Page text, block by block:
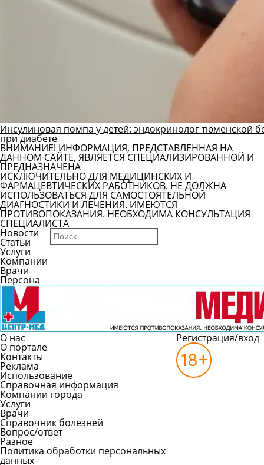
Инсулиновая помпа у детей: эндокринолог тюменской
при диабете
ВНИМАНИЕ! ИНФОРМАЦИЯ, ПРЕДСТАВЛЕННАЯ НА
ДАННОМ САЙТЕ, ЯВЛЯЕТСЯ СПЕЦИАЛИЗИРОВАННОЙ И
ПРЕДНАЗНАЧЕНА
ИСКЛЮЧИТЕЛЬНО ДЛЯ МЕДИЦИНСКИХ И
ФАРМАЦЕВТИЧЕСКИХ РАБОТНИКОВ. НЕ ДОЛЖНА
ИСПОЛЬЗОВАТЬСЯ ДЛЯ САМОСТОЯТЕЛЬНОЙ
ДИАГНОСТИКИ И ЛЕЧЕНИЯ. ИМЕЮТСЯ
ПРОТИВОПОКАЗАНИЯ. НЕОБХОДИМА КОНСУЛЬТАЦИЯ
СПЕЦИАЛИСТА
Новости
Статьи
Услуги
Компании
Врачи
Персона
О нас
О портале
Контакты
Реклама
Использование
Справочная информация
Компании города
Услуги
Врачи
Справочник болезней
Вопрос/ответ
Разное
Политика обработки персональных
данных
Регистрация/вход